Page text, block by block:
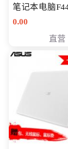
笔记本电脑
八代独显轻
0.00
直营